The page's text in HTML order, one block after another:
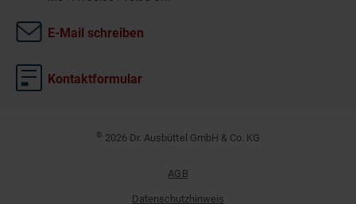
E-Mail schreiben
Kontaktformular
© 2026 Dr. Ausbüttel GmbH & Co. KG
AGB
Datenschutzhinweis